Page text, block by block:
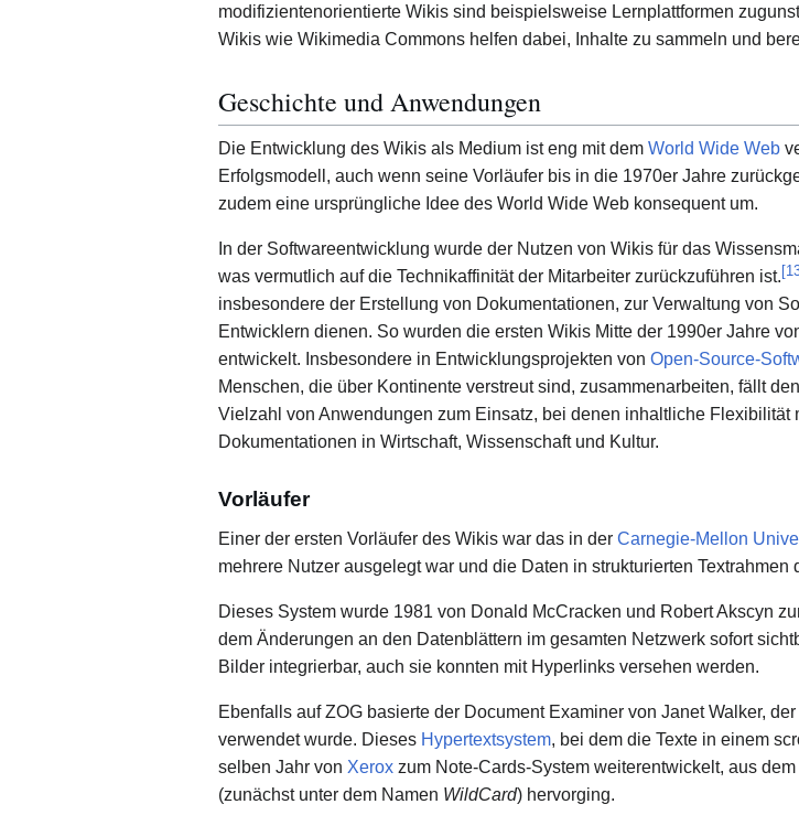
modifizientenorientierte Wikis sind beispielsweise Lernplattformen
Wikis wie Wikimedia Commons helfen dabei, Inhalte zu sammeln und
Geschichte und Anwendungen
Die Entwicklung des Wikis als Medium ist eng mit dem World Wide Web
Erfolgsmodell, auch wenn seine Vorläufer bis in die 1970er Jahre
zudem eine ursprüngliche Idee des World Wide Web konsequent um.
In der Softwareentwicklung wurde der Nutzen von Wikis für das
was vermutlich auf die Technikaffinität der Mitarbeiter zurückzuführen ist.[
insbesondere der Erstellung von Dokumentationen, zur Verwaltung von
Entwicklern dienen. So wurden die ersten Wikis Mitte der 1990er Jahre
entwickelt. Insbesondere in Entwicklungsprojekten von Open-Source-
Menschen, die über Kontinente verstreut sind, zusammenarbeiten, fällt
Vielzahl von Anwendungen zum Einsatz, bei denen inhaltliche
Dokumentationen in Wirtschaft, Wissenschaft und Kultur.
Vorläufer
Einer der ersten Vorläufer des Wikis war das in der Carnegie-Mellon
mehrere Nutzer ausgelegt war und die Daten in strukturierten
Dieses System wurde 1981 von Donald McCracken und Robert Akscyn
dem Änderungen an den Datenblättern im gesamten Netzwerk sofort
Bilder integrierbar, auch sie konnten mit Hyperlinks versehen werden.
Ebenfalls auf ZOG basierte der Document Examiner von Janet Walker,
verwendet wurde. Dieses Hypertextsystem, bei dem die Texte in einem
selben Jahr von Xerox zum Note-Cards-System weiterentwickelt, aus
(zunächst unter dem Namen WildCard) hervorging.